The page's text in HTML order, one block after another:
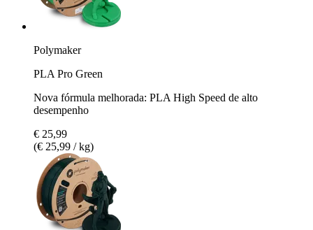
Polymaker
PLA Pro Green
Nova fórmula melhorada: PLA High Speed de alto
desempenho
€ 25,99
(€ 25,99 / kg)